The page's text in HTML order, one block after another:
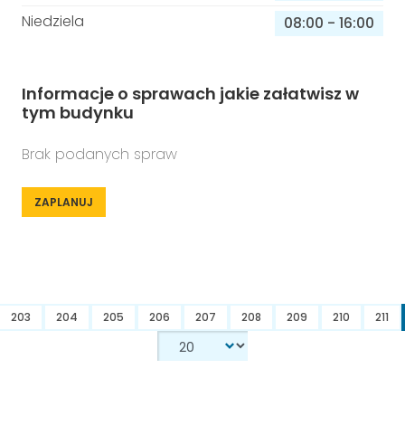
Niedziela
08:00 - 16:00
Informacje o sprawach jakie załatwisz w
tym budynku
Brak podanych spraw
ZAPLANUJ
203 204 205 206 207 208 209 210 211